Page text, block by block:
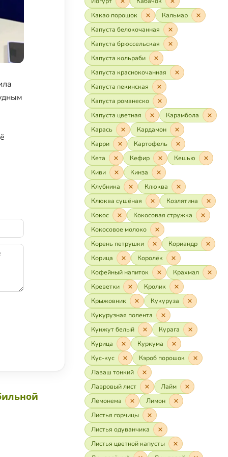
Какао порошок
Кальмар
Капуста белокочанная
Капуста брюссельская
Капуста кольраби
Капуста краснокочанная
Капуста пекинская
Капуста романеско
Капуста цветная
Карамбола
Карась
Кардамон
Карри
Картофель
Кета
Кефир
Кешью
Киви
Кинза
Клубника
Клюква
Клюква сушёная
Козлятина
Кокос
Кокосовая стружка
Кокосовое молоко
Корень петрушки
Кориандр
Корица
Королёк
Кофейный напиток
Крахмал
Креветки
Кролик
Крыжовник
Кукуруза
Кукурузная полента
Кунжут белый
Курага
Курица
Куркума
Кус-кус
Кэроб порошок
Лаваш тонкий
Лавровый лист
Лайм
Лемонема
Лимон
Листья горчицы
Листья одуванчика
Листья цветной капусты